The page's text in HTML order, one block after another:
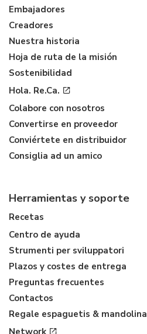
Embajadores
Creadores
Nuestra historia
Hoja de ruta de la misión
Sostenibilidad
Hola. Re.Ca.
Colabore con nosotros
Convertirse en proveedor
Conviértete en distribuidor
Consiglia ad un amico
Herramientas y soporte
Recetas
Centro de ayuda
Strumenti per sviluppatori
Plazos y costes de entrega
Preguntas frecuentes
Contactos
Regale espaguetis & mandolina
Network